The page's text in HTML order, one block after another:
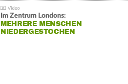
Im Zentrum Londons:
MEHRERE MENSCHEN
NIEDERGESTOCHEN